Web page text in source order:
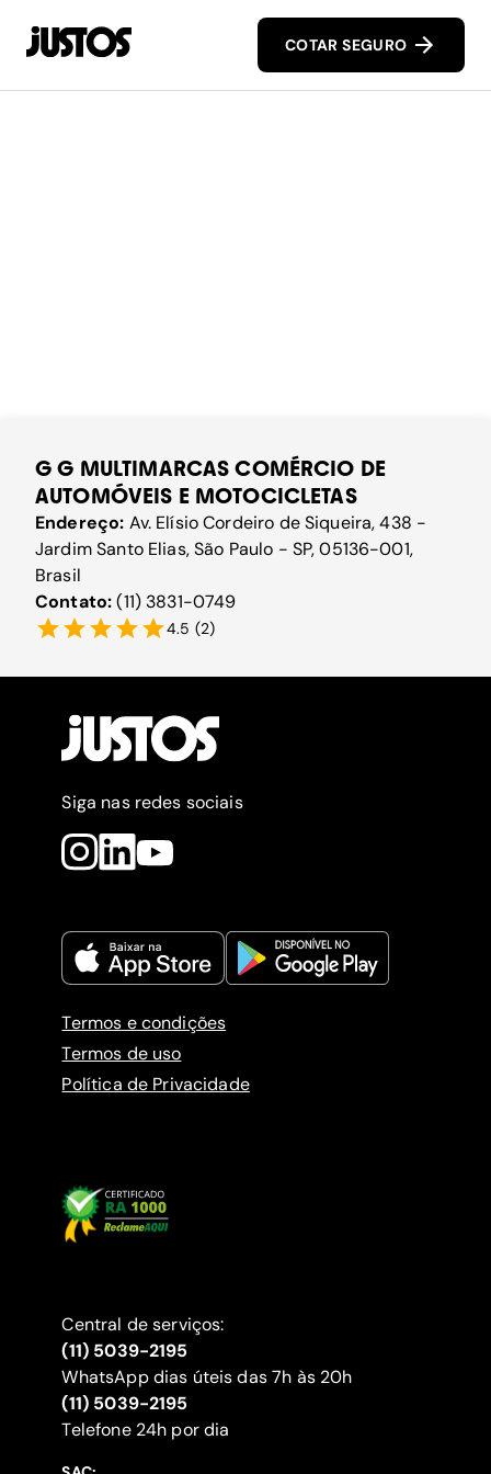
COTAR SEGURO
G G MULTIMARCAS COMÉRCIO DE
AUTOMÓVEIS E MOTOCICLETAS
Endereço: Av. Elísio Cordeiro de Siqueira, 438 -
Jardim Santo Elias, São Paulo - SP, 05136-001,
Brasil
Contato:(11) 3831-0749
4.5 (2)
Siga nas redes sociais
Termos e condições
Termos de uso
Política de Privacidade
Central de serviços:
(11) 5039-2195
WhatsApp dias úteis das 7h às 20h
(11) 5039-2195
‍Telefone 24h por dia